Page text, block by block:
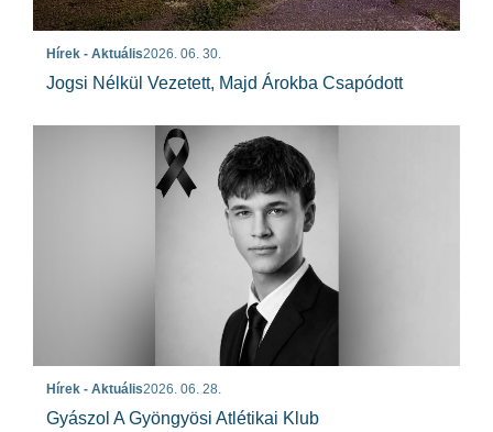
Hírek - Aktuális2026. 06. 30.
Jogsi Nélkül Vezetett, Majd Árokba Csapódott
Hírek - Aktuális2026. 06. 28.
Gyászol A Gyöngyösi Atlétikai Klub